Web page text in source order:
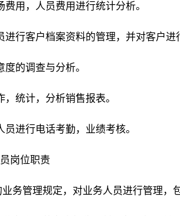
用，人员费用进行统计分析。
行客户档案资料的管理，并对客户进
的调查与分析。
统计，分析销售报表。
进行电话考勤，业绩考核。
岗位职责
务管理规定，对业务人员进行管理，